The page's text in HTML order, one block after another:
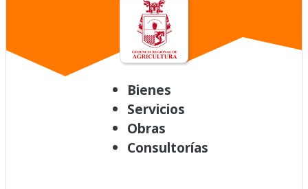
Bienes
Servicios
Obras
Consultorías